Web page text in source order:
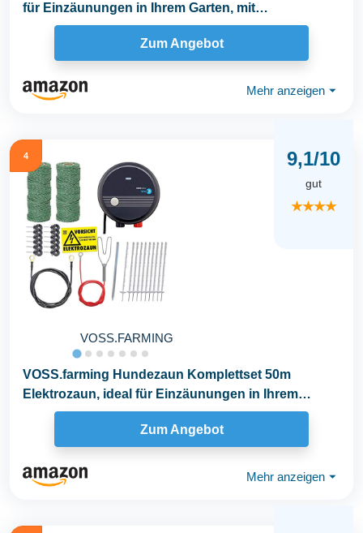
für Einzäunungen in Ihrem Garten, mit
umfangreichem...
Zum Angebot
Mehr anzeigen ⏷
4
VOSS.FARMING
9,1/10
gut
★★★★
VOSS.farming Hundezaun Komplettset 50m
Elektrozaun, ideal für Einzäunungen in Ihrem
Garten, mit...
Zum Angebot
Mehr anzeigen ⏷